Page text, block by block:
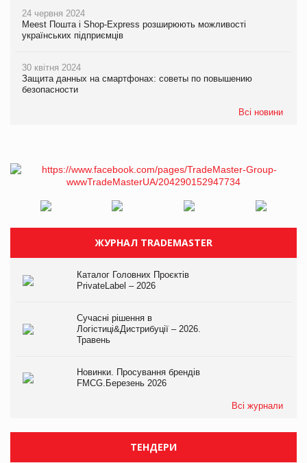
24 червня 2024
Meest Пошта і Shop-Express розширюють можливості
українських підприємців
30 квітня 2024
Защита данных на смартфонах: советы по повышению
безопасности
Всі новини
ЖУРНАЛ TRADEMASTER
Каталог Головних Проєктів
PrivateLabel – 2026
Сучасні рішення в
Логістиці&Дистрибуції – 2026.
Травень
Новинки. Просування брендів
FMCG.Березень 2026
Всі журнали
ТЕНДЕРИ